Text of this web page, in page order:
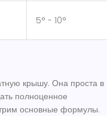
5° - 10°
крышу. Она проста в
полноценное
основные формулы.